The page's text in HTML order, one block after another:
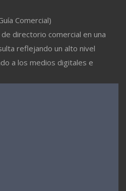
Comercial)
directorio comercial en una
reflejando un alto nivel
a los medios digitales e